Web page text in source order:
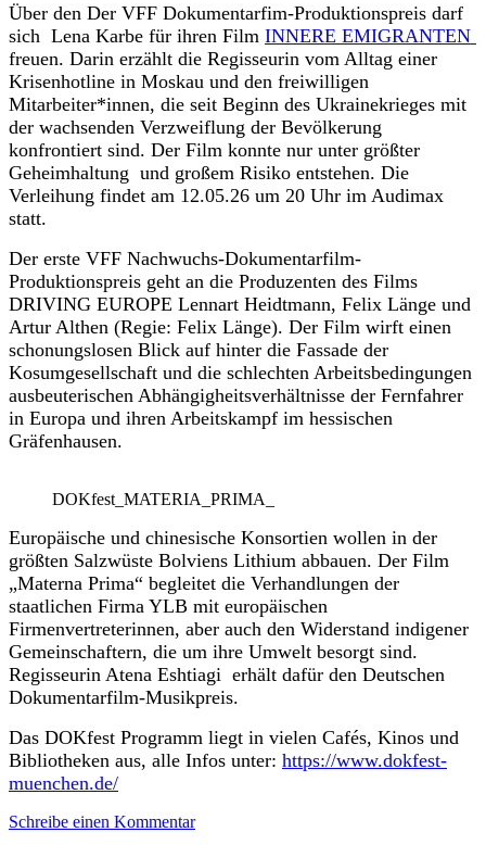
Über den Der VFF Dokumentarfim-Produktionspreis darf
sich Lena Karbe für ihren Film INNERE EMIGRANTEN
freuen. Darin erzählt die Regisseurin vom Alltag einer
Krisenhotline in Moskau und den freiwilligen
Mitarbeiter*innen, die seit Beginn des Ukrainekrieges mit
der wachsenden Verzweiflung der Bevölkerung
konfrontiert sind. Der Film konnte nur unter größter
Geheimhaltung und großem Risiko entstehen. Die
Verleihung findet am 12.05.26 um 20 Uhr im Audimax
statt.
Der erste VFF Nachwuchs-Dokumentarfilm-
Produktionspreis geht an die Produzenten des Films
DRIVING EUROPE Lennart Heidtmann, Felix Länge und
Artur Althen (Regie: Felix Länge). Der Film wirft einen
schonungslosen Blick auf hinter die Fassade der
Kosumgesellschaft und die schlechten Arbeitsbedingungen
ausbeuterischen Abhängigheitsverhältnisse der Fernfahrer
in Europa und ihren Arbeitskampf im hessischen
Gräfenhausen.
DOKfest_MATERIA_PRIMA_
Europäische und chinesische Konsortien wollen in der
größten Salzwüste Bolviens Lithium abbauen. Der Film
„Materna Prima“ begleitet die Verhandlungen der
staatlichen Firma YLB mit europäischen
Firmenvertreterinnen, aber auch den Widerstand indigener
Gemeinschaftern, die um ihre Umwelt besorgt sind.
Regisseurin Atena Eshtiagi erhält dafür den Deutschen
Dokumentarfilm-Musikpreis.
Das DOKfest Programm liegt in vielen Cafés, Kinos und
Bibliotheken aus, alle Infos unter: https://www.dokfest-
muenchen.de/
Schreibe einen Kommentar